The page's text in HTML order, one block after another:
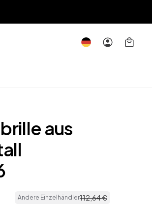
aus
Andere Einzelhändler112,64€